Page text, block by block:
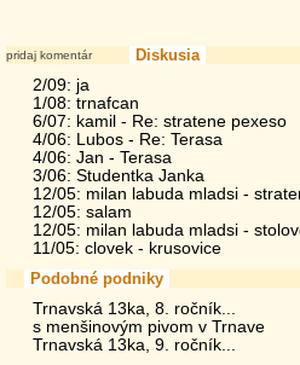
pridaj komentár
Diskusia
2/09: ja
1/08: trnafcan
6/07: kamil - Re: stratene pexeso
4/06: Lubos - Re: Terasa
4/06: Jan - Terasa
3/06: Studentka Janka
12/05: milan labuda mladsi -
12/05: salam
12/05: milan labuda mladsi -
11/05: clovek - krusovice
Podobné podniky
Trnavská 13ka, 8. ročník...
s menšinovým pivom v Trnave
Trnavská 13ka, 9. ročník...